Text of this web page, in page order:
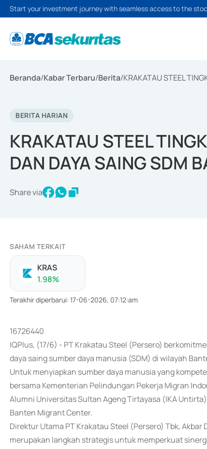
Start your investment journey with seamless access to the
Beranda/Kabar Terbaru/Berita/KRAKATAU STEEL
BERITA HARIAN
KRAKATAU STEEL
DAN DAYA SAING SDM
Share via
SAHAM TERKAIT
KRAS
1.98%
Terakhir diperbarui: 17-06-2026, 07:12:am
16726440
IQPlus, (17/6) - PT Krakatau Steel (Persero)
daya saing sumber daya manusia (SDM) di wilayah
Untuk menyiapkan sumber daya manusia yang
bersama Kementerian Pelindungan Pekerja Migran
Alumni Universitas Sultan Ageng Tirtayasa (IKA
Banten Migrant Center.
Direktur Utama PT Krakatau Steel (Persero) Tbk,
merupakan langkah strategis untuk memperkuat